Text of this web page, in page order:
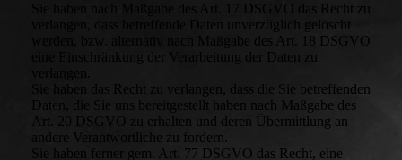
Sie haben nach Maßgabe des Art. 17 DSGVO das Recht zu
verlangen, dass betreffende Daten unverzüglich gelöscht
werden, bzw. alternativ nach Maßgabe des Art. 18 DSGVO
eine Einschränkung der Verarbeitung der Daten zu
Sie haben das Recht zu verlangen, dass die Sie betreffenden
Daten, die Sie uns bereitgestellt haben nach Maßgabe des
Art. 20 DSGVO zu erhalten und deren Übermittlung an
andere Verantwortliche zu fordern.
Sie haben ferner gem. Art. 77 DSGVO das Recht, eine